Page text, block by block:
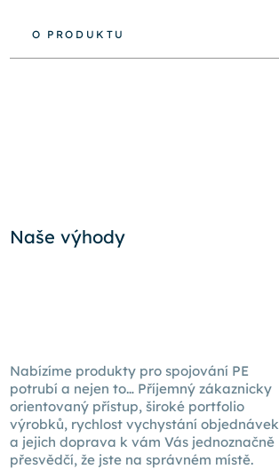
O PRODUKTU
Naše výhody
Nabízíme produkty pro spojování PE
potrubí a nejen to… Příjemný zákaznicky
orientovaný přístup, široké portfolio
výrobků, rychlost vychystání objednávek
a jejich doprava kvám Vás jednoznačně
přesvědčí, že jste na správném místě.